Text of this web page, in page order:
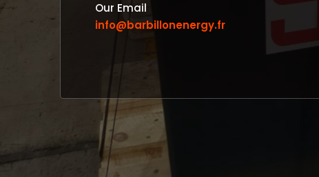
Our Email
info@barbillonenergy.fr